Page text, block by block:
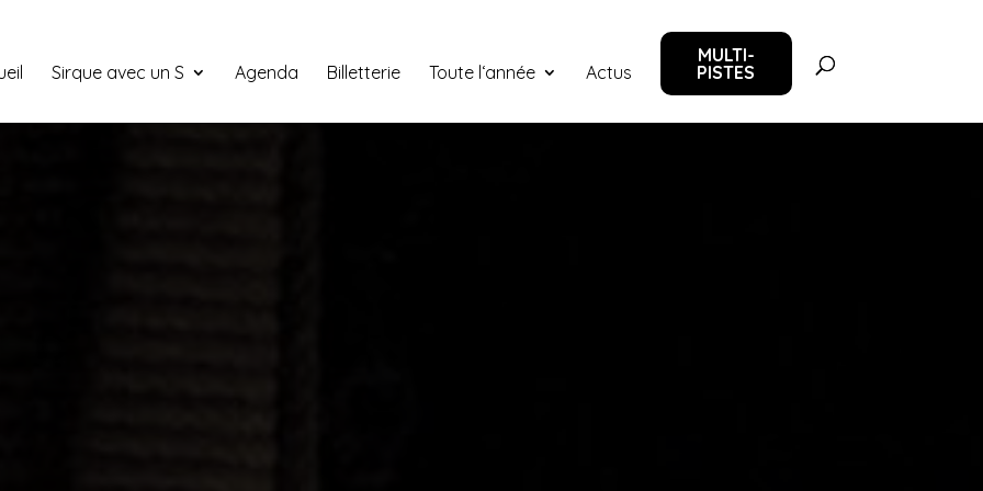
Sirque avec un S Agenda Billetterie Toute l‘année Actus
MULTI-
PISTES